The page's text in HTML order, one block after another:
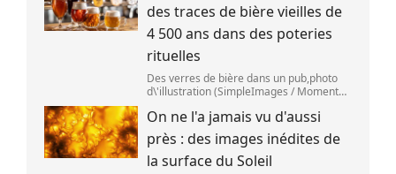
des traces de bière vieilles de
4 500 ans dans des poteries
rituelles
Des verres de bière dans un pub,photo
d\'illustration (SimpleImages / Moment
alcoolisée du monde. Les premières
traces de bière ont été retrouvées ch
On ne l'a jamais vu d'aussi
près : des images inédites de
la surface du Soleil